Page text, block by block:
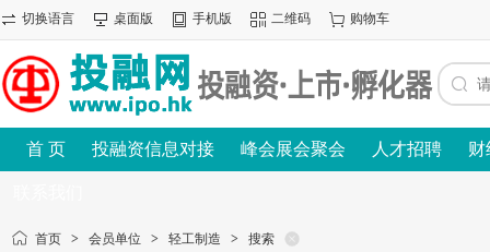
切换语言 桌面版 手机版 二维码 购物车
首 页 投融资信息对接 峰会展会聚会 人才招聘 财
首页 > 会员单位 > 轻工制造 > 搜索